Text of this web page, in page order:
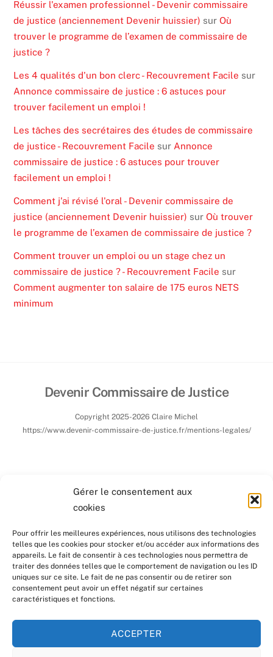
Gérer le consentement aux
cookies
Pour offrir les meilleures expériences, nous utilisons des technologies
telles que les cookies pour stocker et/ou accéder aux informations des
appareils. Le fait de consentir à ces technologies nous permettra de
traiter des données telles que le comportement de navigation ou les ID
uniques sur ce site. Le fait de ne pas consentir ou de retirer son
consentement peut avoir un effet négatif sur certaines
caractéristiques et fonctions.
ACCEPTER
Réussir l'examen professionnel - Devenir commissaire
de justice (anciennement Devenir huissier) surOù
trouver le programme de l’examen de commissaire de
justice ?
Les 4 qualités d'un bon clerc - Recouvrement Facile sur
Annonce commissaire de justice : 6 astuces pour
trouver facilement un emploi !
Les tâches des secrétaires des études de commissaire
de justice - Recouvrement Facile sur Annonce
commissaire de justice : 6 astuces pour trouver
facilement un emploi !
Comment j'ai révisé l'oral - Devenir commissaire de
justice (anciennement Devenir huissier) surOù trouver
le programme de l’examen de commissaire de justice ?
Comment trouver un emploi ou un stage chez un
commissaire de justice ? - Recouvrement Facile sur
Comment augmenter ton salaire de 175 euros NETS
minimum
Devenir Commissaire de Justice
Copyright 2025-2026 Claire Michel
https://www.devenir-commissaire-de-justice.fr/mentions-legales/